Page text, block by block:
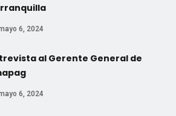
6, 2024
al Gerente General de
6, 2024